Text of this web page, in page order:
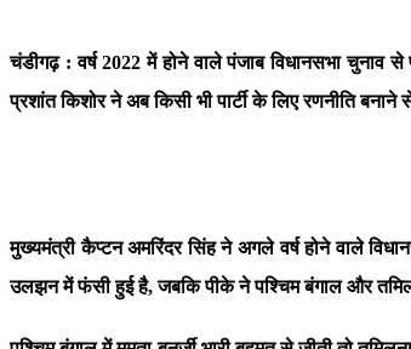
चंडीगढ़ : वर्ष 2022 में होने वाले पंजाब विधानसभा चुनाव
प्रशांत किशोर ने अब किसी भी पार्टी के लिए रणनीति बनाने
मुख्यमंत्री कैप्टन अमरिंदर सिंह ने अगले वर्ष होने वाले
उलझन में फंसी हुई है, जबकि पीके ने पश्चिम बंगाल और